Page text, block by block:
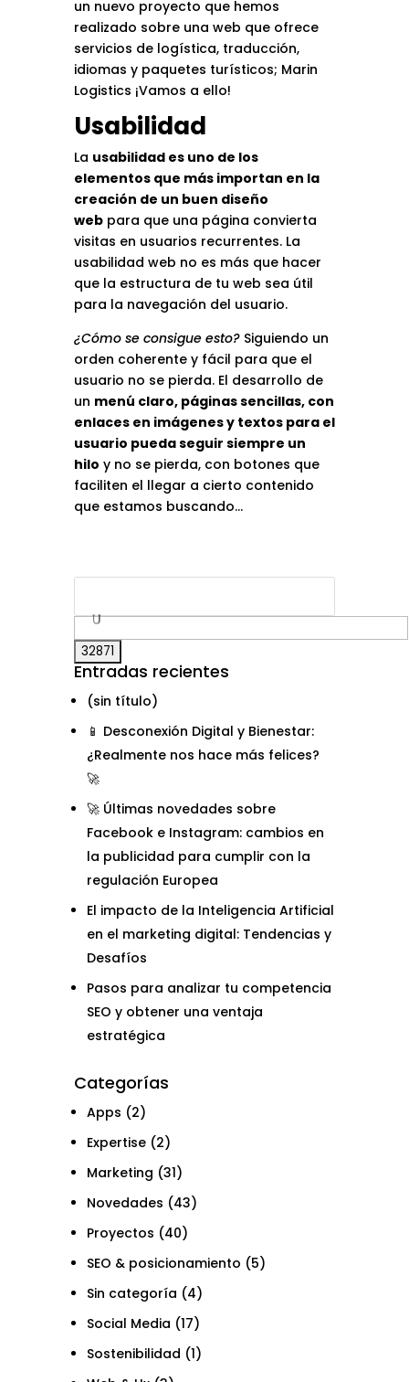
un nuevo proyecto que hemos
realizado sobre una web que ofrece
servicios de logística, traducción,
idiomas y paquetes turísticos; Marin
Logistics ¡Vamos a ello!
Usabilidad
La usabilidad es uno de los
elementos que más importan en la
creación de un buen diseño
webpara que una página convierta
visitas en usuarios recurrentes. La
usabilidad web no es más que hacer
que la estructura de tu web sea útil
para la navegación del usuario.
¿Cómo se consigue esto?Siguiendo un
orden coherente y fácil para que el
usuario no se pierda. El desarrollo de
un menú claro, páginas sencillas, con
enlaces en imágenes y textos para el
usuario pueda seguir siempre un
hilo y no se pierda, con botones que
faciliten el llegar a cierto contenido
que estamos buscando…
Entradas recientes
(sin título)
📱 Desconexión Digital y Bienestar:
¿Realmente nos hace más felices?
🚀
🚀 Últimas novedades sobre
Facebook e Instagram: cambios en
la publicidad para cumplir con la
regulación Europea
El impacto de la Inteligencia Artificial
en el marketing digital: Tendencias y
Desafíos
Pasos para analizar tu competencia
SEO y obtener una ventaja
estratégica
Categorías
Apps (2)
Expertise(2)
Marketing (31)
Novedades (43)
Proyectos (40)
SEO & posicionamiento (5)
Sin categoría (4)
Social Media (17)
Sostenibilidad (1)